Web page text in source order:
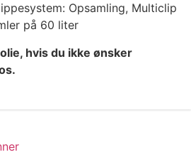
Opsamling, Multiclip
på 60 liter
hvis du ikke ønsker